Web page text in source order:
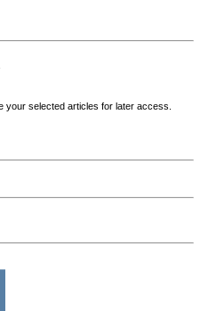
your selected articles for later access.